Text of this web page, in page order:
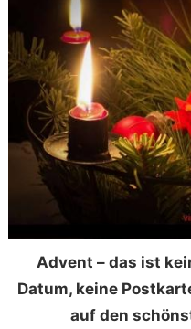
Advent – das ist
Datum, keine
auf den